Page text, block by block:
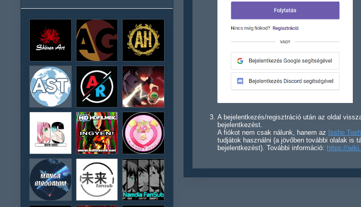
A bejelentkezés/regisztráció után az oldal
bejelentkezést.
A fiókot nem csak nálunk, hanem az Issho
tudjátok használni (a jövőben további olalak is
bejelentkezést). További információ: https://